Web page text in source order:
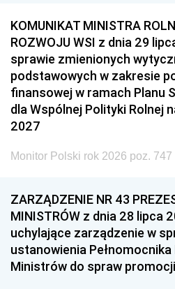
KOMUNIKAT MINISTRA
ROZWOJU WSI z dnia 29
sprawie zmienionych
podstawowych w zakresie
finansowej w ramach Planu
dla Wspólnej Polityki Rolnej
2027
Monitor Polski rok 2026 poz. 747
ZARZĄDZENIE NR 43
MINISTRÓW z dnia 28 lipca
uchylające zarządzenie w
ustanowienia Pełnomocnika
Ministrów do spraw